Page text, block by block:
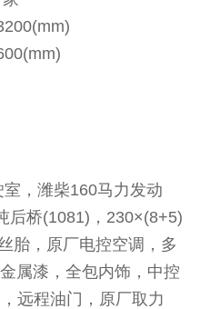
室，潍柴160马力发动
后桥(1081)，230×(8+5)
胎，原厂电控空调，多
属漆，全包内饰，中控
远程油门，原厂取力